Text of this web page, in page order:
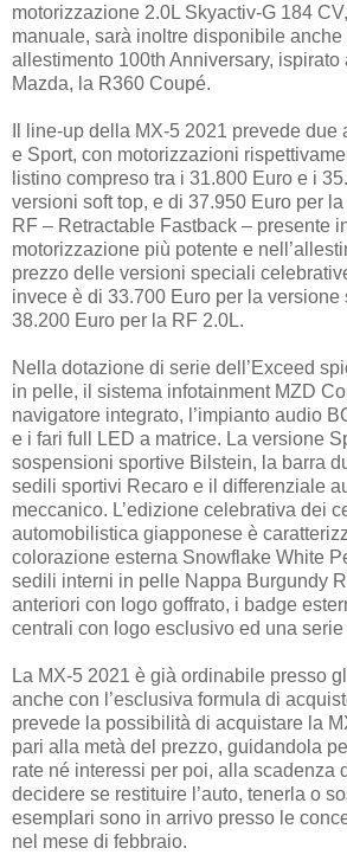
motorizzazione 2.0L Skyactiv-G 184
manuale, sarà inoltre disponibile anche
allestimento 100th Anniversary, ispirato
Mazda, la R360 Coupé.
Il line-up della MX-5 2021 prevede due
e Sport, con motorizzazioni
listino compreso tra i 31.800 Euro e i
versioni soft top, e di 37.950 Euro per
RF – Retractable Fastback – presente
motorizzazione più potente e
prezzo delle versioni speciali
invece è di 33.700 Euro per la versione
38.200 Euro per la RF 2.0L.
Nella dotazione di serie dell’Exceed
in pelle, il sistema infotainment MZD
navigatore integrato, l’impianto audio
e i fari full LED a matrice. La versione
sospensioni sportive Bilstein, la barra
sedili sportivi Recaro e il differenziale
meccanico. L’edizione celebrativa dei
automobilistica giapponese è
colorazione esterna Snowflake White
sedili interni in pelle Nappa Burgundy
anteriori con logo goffrato, i badge
centrali con logo esclusivo ed una
La MX-5 2021 è già ordinabile presso
anche con l’esclusiva formula di
prevede la possibilità di acquistare la
pari alla metà del prezzo, guidandola
rate né interessi per poi, alla scadenza
decidere se restituire l’auto, tenerla o
esemplari sono in arrivo presso le
nel mese di febbraio.